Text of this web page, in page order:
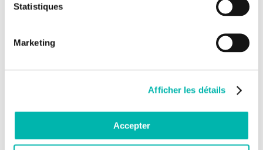
Statistiques
Marketing
Afficher les détails
Accepter
vous êtes également convié(e) à la rencontre annuelle
"Parrainage Chercheurs". Ce rendez-vous est un moment
avancées.
vous recevez par e-mails des informations régulières sur
Les programmes à parrainer